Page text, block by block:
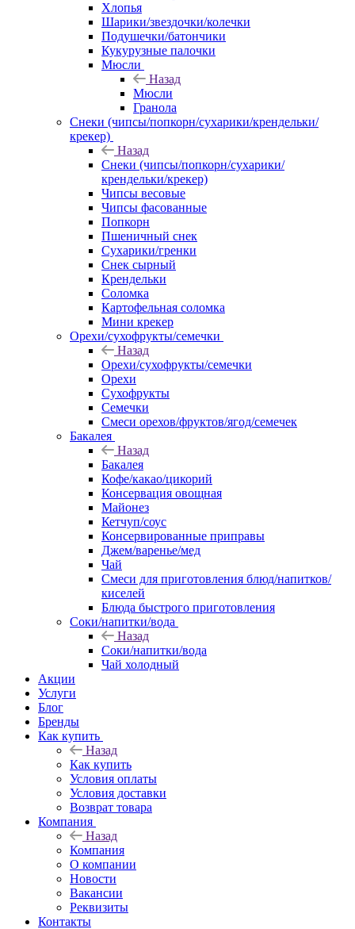
Хлопья
Шарики/звездочки/колечки
Подушечки/батончики
Кукурузные палочки
Мюсли
Назад
Мюсли
Гранола
Снеки (чипсы/попкорн/сухарики/крендельки/
крекер)
Назад
Снеки (чипсы/попкорн/сухарики/
крендельки/крекер)
Чипсы весовые
Чипсы фасованные
Попкорн
Пшеничный снек
Сухарики/гренки
Снек сырный
Крендельки
Соломка
Картофельная соломка
Мини крекер
Орехи/сухофрукты/семечки
Назад
Орехи/сухофрукты/семечки
Орехи
Сухофрукты
Семечки
Смеси орехов/фруктов/ягод/семечек
Бакалея
Назад
Бакалея
Кофе/какао/цикорий
Консервация овощная
Майонез
Кетчуп/соус
Консервированные приправы
Джем/варенье/мед
Чай
Смеси для приготовления блюд/напитков/
киселей
Блюда быстрого приготовления
Соки/напитки/вода
Назад
Соки/напитки/вода
Чай холодный
Акции
Услуги
Блог
Бренды
Как купить
Назад
Как купить
Условия оплаты
Условия доставки
Возврат товара
Компания
Назад
Компания
О компании
Новости
Вакансии
Реквизиты
Контакты